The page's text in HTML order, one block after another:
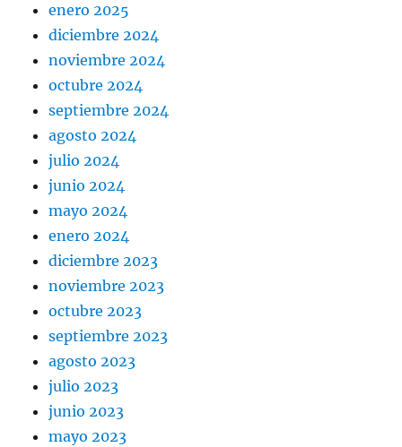
enero 2025
diciembre 2024
noviembre 2024
octubre 2024
septiembre 2024
agosto 2024
julio 2024
junio 2024
mayo 2024
enero 2024
diciembre 2023
noviembre 2023
octubre 2023
septiembre 2023
agosto 2023
julio 2023
junio 2023
mayo 2023